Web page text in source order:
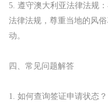
5. 遵守澳大利亚法律法规
法律法规，尊重当地的风
动。
四、常见问题解答
1. 如何查询签证申请状态？